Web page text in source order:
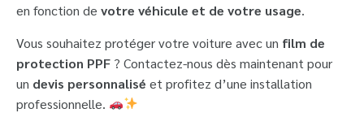
en fonction de votre véhicule et de votre usage.
Vous souhaitez protéger votre voiture avec un film de
protection PPF ? Contactez-nous dès maintenant pour
un devis personnalisé et profitez d’une installation
professionnelle.